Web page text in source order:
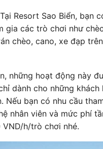
Tại Resort Sao Biển, bạn
gia các trò chơi như
chèo, cano, xe đạp
những hoạt động này
dành cho những khách
Nếu bạn có nhu cầu
nhân viên và mức phí
VND/h/trò chơi nhé.